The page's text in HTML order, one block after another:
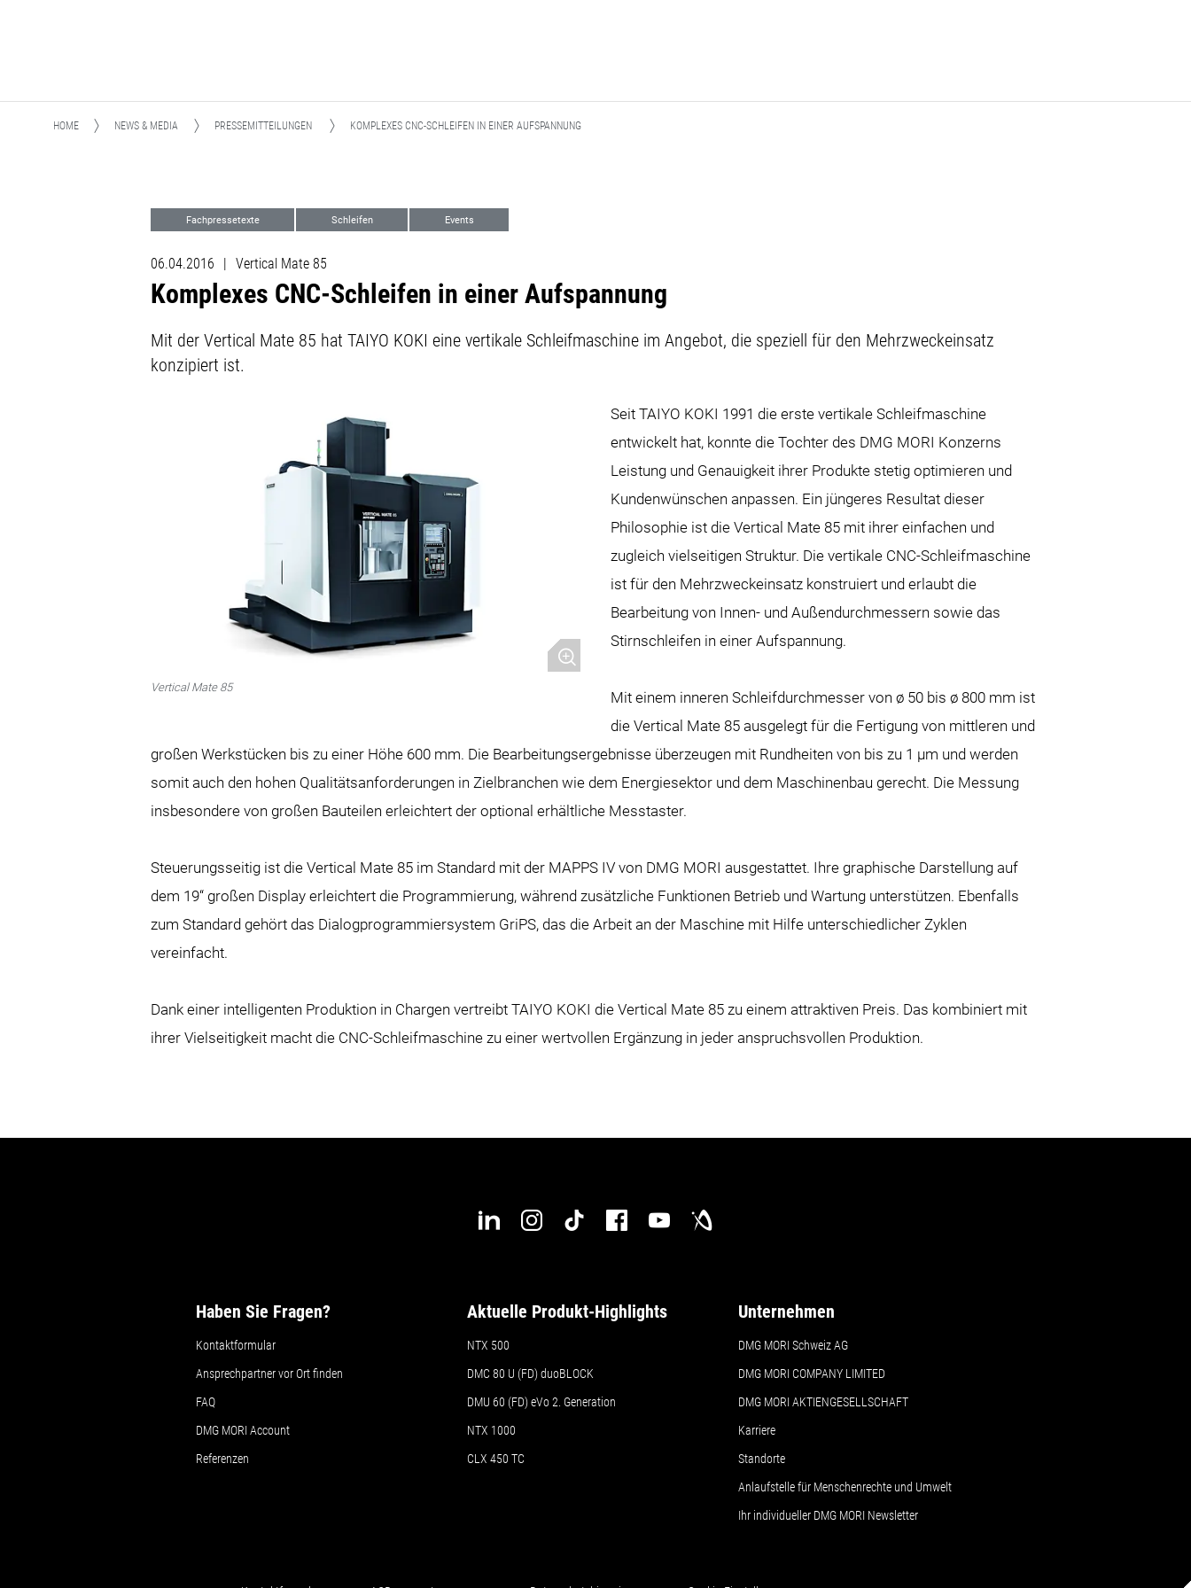
HOME NEWS & MEDIA PRESSEMITTEILUNGEN KOMPLEXES CNC-SCHLEIFEN IN EINER AUFSPANNUNG
Fachpressetexte Schleifen Events
06.04.2016 | Vertical Mate 85
Komplexes CNC-Schleifen in einer Aufspannung
Mit der Vertical Mate 85 hat TAIYO KOKI eine vertikale Schleifmaschine im Angebot, die speziell für den Mehrzweckeinsatz
konzipiert ist.
Vertical Mate 85
Seit TAIYO KOKI 1991 die erste vertikale Schleifmaschine
entwickelt hat, konnte die Tochter des DMG MORI Konzerns
Leistung und Genauigkeit ihrer Produkte stetig optimieren und
Kundenwünschen anpassen. Ein jüngeres Resultat dieser
Philosophie ist die Vertical Mate 85 mit ihrer einfachen und
zugleich vielseitigen Struktur. Die vertikale CNC-Schleifmaschine
ist für den Mehrzweckeinsatz konstruiert und erlaubt die
Bearbeitung von Innen- und Außendurchmessern sowie das
Stirnschleifen in einer Aufspannung.
Mit einem inneren Schleifdurchmesser von ø 50 bis ø 800 mm ist
die Vertical Mate 85 ausgelegt für die Fertigung von mittleren und
großen Werkstücken bis zu einer Höhe 600 mm. Die Bearbeitungsergebnisse überzeugen mit Rundheiten von bis zu 1 µm und werden
somit auch den hohen Qualitätsanforderungen in Zielbranchen wie dem Energiesektor und dem Maschinenbau gerecht. Die Messung
insbesondere von großen Bauteilen erleichtert der optional erhältliche Messtaster.
Steuerungsseitig ist die Vertical Mate 85 im Standard mit der MAPPS IV von DMG MORI ausgestattet. Ihre graphische Darstellung auf
dem 19“ großen Display erleichtert die Programmierung, während zusätzliche Funktionen Betrieb und Wartung unterstützen. Ebenfalls
zum Standard gehört das Dialogprogrammiersystem GriPS, das die Arbeit an der Maschine mit Hilfe unterschiedlicher Zyklen
vereinfacht.
Dank einer intelligenten Produktion in Chargen vertreibt TAIYO KOKI die Vertical Mate 85 zu einem attraktiven Preis. Das kombiniert mit
ihrer Vielseitigkeit macht die CNC-Schleifmaschine zu einer wertvollen Ergänzung in jeder anspruchsvollen Produktion.
Haben Sie Fragen?
Kontaktformular
Ansprechpartner vor Ort finden
FAQ
DMG MORI Account
Referenzen
Aktuelle Produkt-Highlights
NTX 500
DMC 80 U (FD) duoBLOCK
DMU 60 (FD) eVo 2. Generation
NTX 1000
CLX 450 TC
Unternehmen
DMG MORI Schweiz AG
DMG MORI COMPANY LIMITED
DMG MORI AKTIENGESELLSCHAFT
Karriere
Standorte
Anlaufstelle für Menschenrechte und Umwelt
Ihr individueller DMG MORI Newsletter